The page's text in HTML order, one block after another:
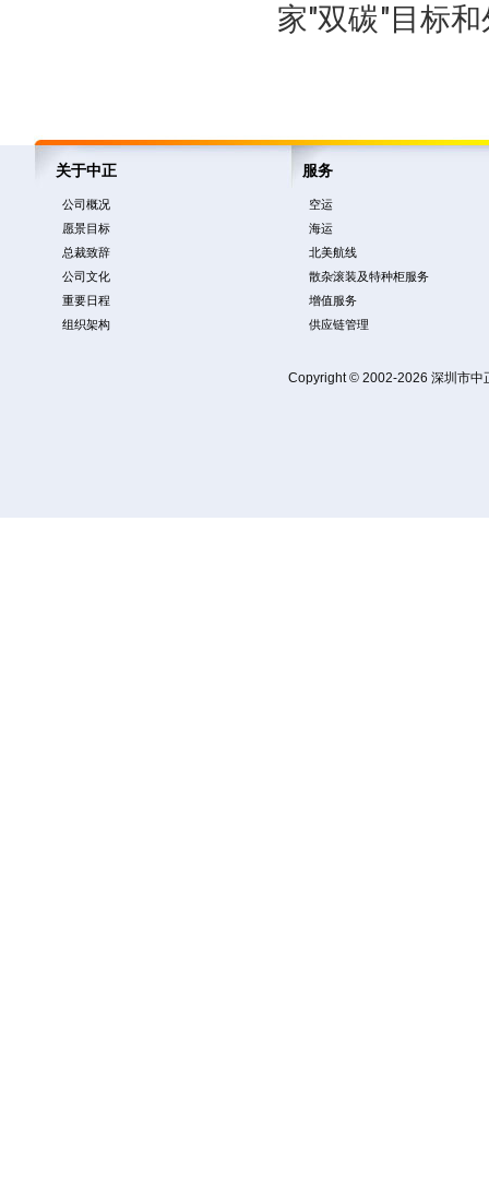
家"双碳"目标
关于中正
公司概况
愿景目标
总裁致辞
公司文化
重要日程
组织架构
服务
空运
海运
北美航线
散杂滚装及特种柜服务
增值服务
供应链管理
Copyright © 2002-2026 深圳市中